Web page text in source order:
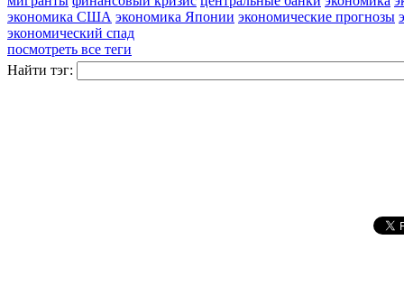
экономика США экономика Японии экономические прогнозы
экономический спад
посмотреть все теги
Найти тэг: